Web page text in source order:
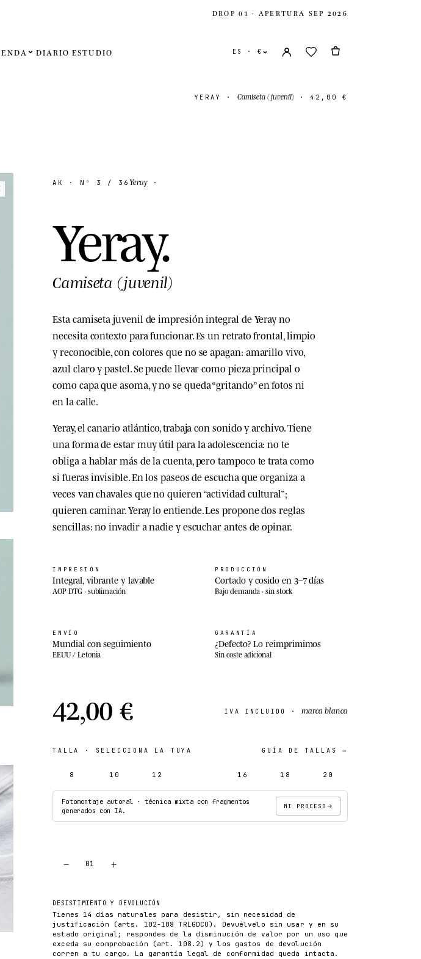
DROP 01 · APERTURA SEP 2026
DIARIO ESTUDIO ES · €
Internacional
YERAY · Camiseta (juvenil)· 42,00 €
AK · Nº 3 / 36 Yeray ·
Yeray.
Camiseta (juvenil)
Esta camiseta juvenil de impresión integral de Yeray no
necesita contexto para funcionar. Es un retrato frontal, limpio
y reconocible, con colores que no se apagan: amarillo vivo,
azul claro y pastel. Se puede llevar como pieza principal o
como capa que asoma, y no se queda “gritando” en fotos ni
en la calle.
Yeray, el canario atlántico, trabaja con sonido y archivo. Tiene
una forma de estar muy útil para la adolescencia: no te
obliga a hablar más de la cuenta, pero tampoco te trata como
si fueras invisible. En los paseos de escucha que organiza a
veces van chavales que no quieren “actividad cultural”;
quieren caminar. Yeray lo entiende. Les propone dos reglas
sencillas: no invadir a nadie y escuchar antes de opinar.
IMPRESIÓN
Integral, vibrante y lavable
AOP DTG · sublimación
PRODUCCIÓN
Cortado y cosido en 3–7 días
Bajo demanda · sin stock
ENVÍO
Mundial con seguimiento
EEUU / Letonia
GARANTÍA
¿Defecto? Lo reimprimimos
Sin coste adicional
42,00 € IVA INCLUIDO · marca blanca
TALLA · SELECCIONA LA TUYA GUÍA DE TALLAS →
8 10 12 16 18 20
Fotomontaje autoral · técnica mixta con fragmentos
generados con IA.
MI PROCESO
− 01 +
DESISTIMIENTO Y DEVOLUCIÓN
Tienes 14 días naturales para desistir, sin necesidad de
justificación (arts. 102-108 TRLGDCU). Devuélvelo sin usar y en su
estado original; respondes de la disminución de valor por un uso que
exceda su comprobación (art. 108.2) y los gastos de devolución
corren a tu cargo. La garantía legal de conformidad queda intacta.